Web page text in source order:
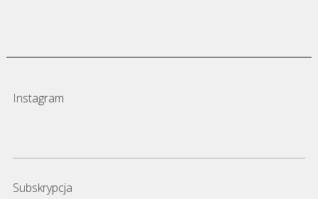
Instagram
Subskrypcja